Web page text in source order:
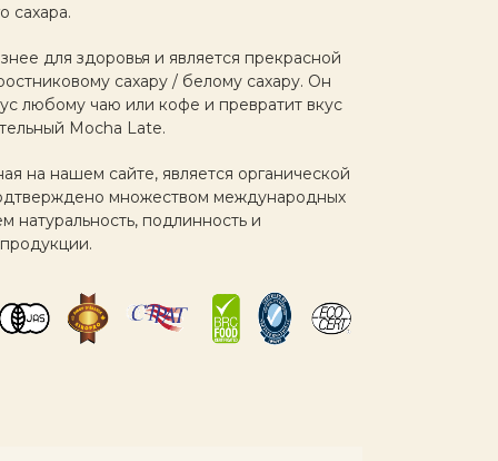
сахара.
для здоровья и является прекрасной
сахару / белому сахару. Он
любому чаю или кофе и превратит вкус
Mocha Late.
на нашем сайте, является органической
множеством международных
натуральность, подлинность и